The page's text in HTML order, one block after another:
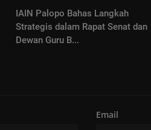
IAIN Palopo Bahas Langkah
Strategis dalam Rapat Senat dan
Dewan Guru B...
Email